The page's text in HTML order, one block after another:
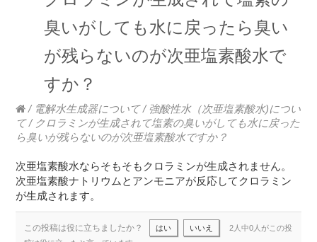
臭いがしても水に戻ったら臭い
が残らないのが次亜塩素酸水で
すか？
/ 電解水生成器について / 強酸性水（次亜塩素酸水)につい
て / クロラミンが生成されて塩素の臭いがしても水に戻った
ら臭いが残らないのが次亜塩素酸水ですか？
次亜塩素酸水ならそもそもクロラミンが生成されません。
次亜塩素酸ナトリウムとアンモニアが反応してクロラミン
が生成されます。
この投稿は役に立ちましたか？ はい いいえ
2人中0人がこの投